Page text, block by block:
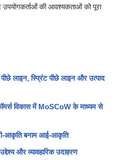
उपयोगकर्ताओं की आवश्यकताओं को पूरा
लाइन, स्प्रिंट पीछे लाइन और उत्पाद
विकास में MoSCoW के माध्यम से
आकृति बनाम आई-आकृति
और व्यावहारिक उदाहरण